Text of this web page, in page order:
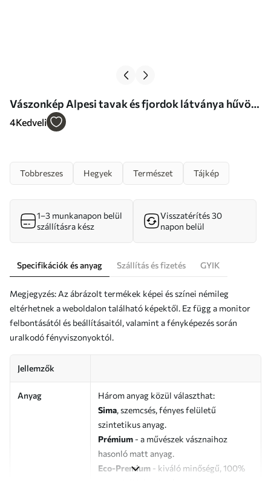
Vászonkép Alpesi tavak és fjordok látványa hűvös
türkizkék árnyalatokban Nr m00961
4Kedveli
Tobbreszes Hegyek Természet Tájkép
1–3 munkanapon belül
szállításra kész
Visszatérítés 30
napon belül
Specifikációk és anyag Szállítás és fizetés GYIK
Megjegyzés: Az ábrázolt termékek képei és színei némileg
eltérhetnek a weboldalon található képektől. Ez függ a monitor
felbontásától és beállításaitól, valamint a fényképezés során
uralkodó fényviszonyoktól.
Jellemzők
Anyag
Három anyag közül választhat:
Sima, szemcsés, fényes felületű
szintetikus anyag.
Prémium - a művészek vásznaihoz
hasonló matt anyag.
Eco-Premium - kiváló minőségű, 100%